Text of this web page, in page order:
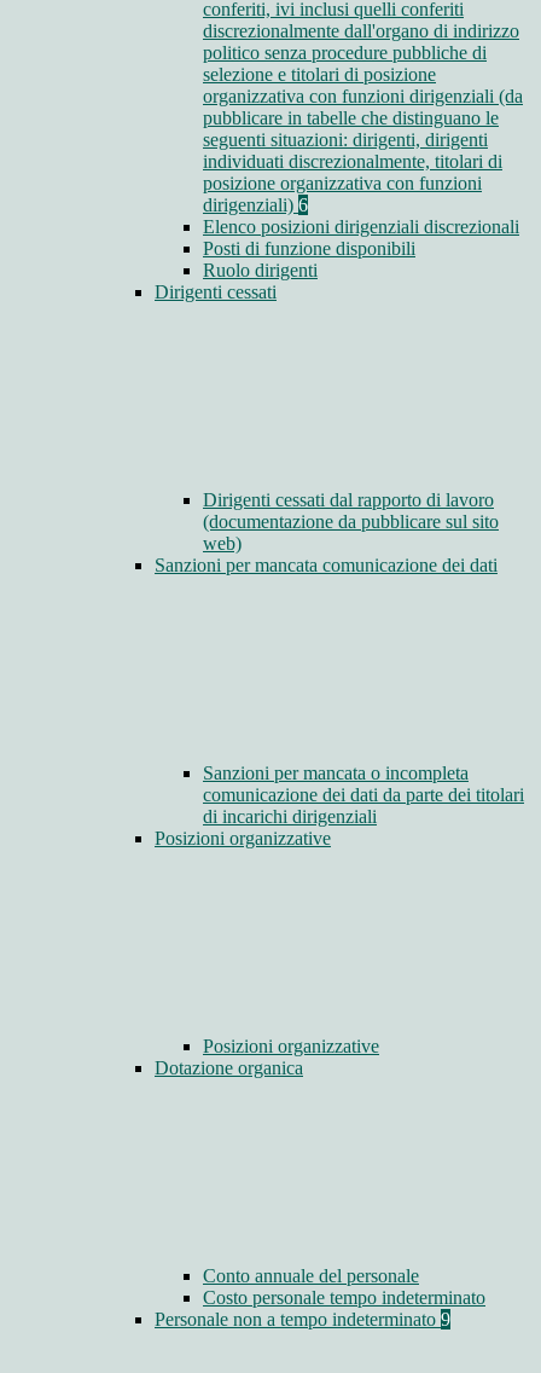
conferiti, ivi inclusi quelli conferiti
discrezionalmente dall'organo di indirizzo
politico senza procedure pubbliche di
selezione e titolari di posizione
organizzativa con funzioni dirigenziali (da
pubblicare in tabelle che distinguano le
seguenti situazioni: dirigenti, dirigenti
individuati discrezionalmente, titolari di
posizione organizzativa con funzioni
dirigenziali) 6
Elenco posizioni dirigenziali discrezionali
Posti di funzione disponibili
Ruolo dirigenti
Dirigenti cessati
Dirigenti cessati dal rapporto di lavoro
(documentazione da pubblicare sul sito
web)
Sanzioni per mancata comunicazione dei dati
Sanzioni per mancata o incompleta
comunicazione dei dati da parte dei titolari
di incarichi dirigenziali
Posizioni organizzative
Posizioni organizzative
Dotazione organica
Conto annuale del personale
Costo personale tempo indeterminato
Personale non a tempo indeterminato 9